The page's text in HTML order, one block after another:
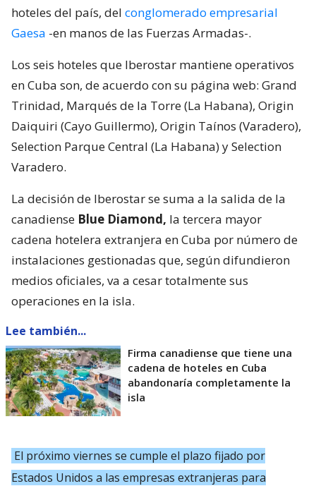
hoteles del país, del conglomerado empresarial
Gaesa -en manos de las Fuerzas Armadas-.
Los seis hoteles que Iberostar mantiene operativos
en Cuba son, de acuerdo con su página web: Grand
Trinidad, Marqués de la Torre (La Habana), Origin
Daiquiri (Cayo Guillermo), Origin Taínos (Varadero),
Selection Parque Central (La Habana) y Selection
Varadero.
La decisión de Iberostar se suma a la salida de la
canadiense Blue Diamond, la tercera mayor
cadena hotelera extranjera en Cuba por número de
instalaciones gestionadas que, según difundieron
medios oficiales, va a cesar totalmente sus
operaciones en la isla.
Lee también...
Firma canadiense que tiene una
cadena de hoteles en Cuba
abandonaría completamente la
isla
El próximo viernes se cumple el plazo fijado por
Estados Unidos a las empresas extranjeras para